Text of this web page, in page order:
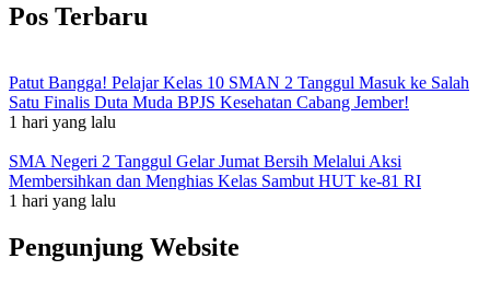
Pos Terbaru
Patut Bangga! Pelajar Kelas 10 SMAN 2 Tanggul Masuk ke Salah
Satu Finalis Duta Muda BPJS Kesehatan Cabang Jember!
1 hari yang lalu
SMA Negeri 2 Tanggul Gelar Jumat Bersih Melalui Aksi
Membersihkan dan Menghias Kelas Sambut HUT ke-81 RI
1 hari yang lalu
Pengunjung Website